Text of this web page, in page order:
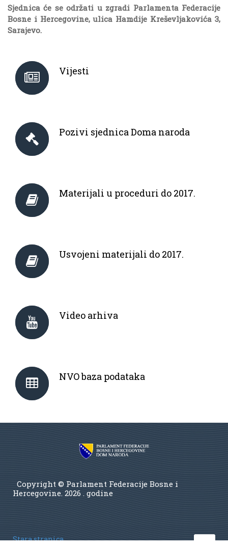
Sjednica će se održati u zgradi Parlamenta Federacije
Bosne i Hercegovine, ulica Hamdije Kreševljakovića 3,
Sarajevo.
Vijesti
Pozivi sjednica Doma naroda
Materijali u proceduri do 2017.
Usvojeni materijali do 2017.
Video arhiva
NVO baza podataka
Copyright © Parlament Federacije Bosne i
Hercegovine. 2026 . godine
Stara stranica